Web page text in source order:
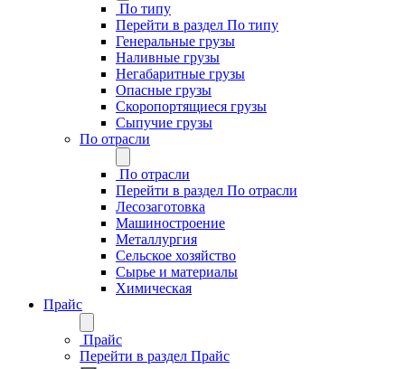
По типу
Перейти в раздел По типу
Генеральные грузы
Наливные грузы
Негабаритные грузы
Опасные грузы
Скоропортящиеся грузы
Сыпучие грузы
По отрасли
По отрасли
Перейти в раздел По отрасли
Лесозаготовка
Машиностроение
Металлургия
Сельское хозяйство
Сырье и материалы
Химическая
Прайс
Прайс
Перейти в раздел Прайс